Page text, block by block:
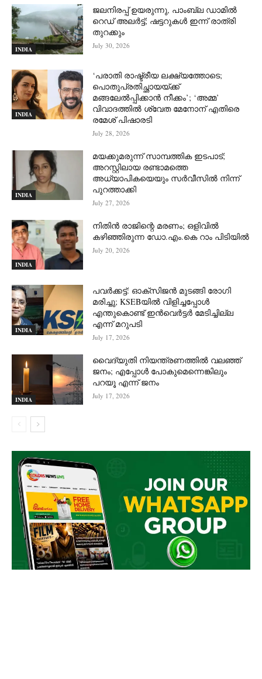
INDIA
ജലനിരപ്പ് ഉയരുന്നു, പാംബ്ല ഡാമിൽ
റെഡ് അലർട്ട്; ഷട്ടറുകൾ ഇന്ന് രാത്രി
തുറക്കും
July 30, 2026
INDIA
‘പരാതി രാഷ്ട്രീയ ലക്ഷ്യത്തോടെ;
പൊതുപ്രതിച്ഛായയ്ക്ക്
മങ്ങലേല്‍പ്പിക്കാന്‍ നീക്കം’; ‘അമ്മ’
വിവാദത്തില്‍ ശ്വേത മേനോന് എതിരെ
രമേശ് പിഷാരടി
July 28, 2026
INDIA
മയക്കുമരുന്ന് സാമ്പത്തിക ഇടപാട്;
അറസ്റ്റിലായ രണ്ടാമത്തെ
അധ്യാപികയെയും സർവീസിൽ നിന്ന്
പുറത്താക്കി
July 27, 2026
INDIA
നിതിൻ രാജിന്റെ മരണം; ഒളിവിൽ
കഴിഞ്ഞിരുന്ന ഡോ.എം.കെ റാം പിടിയിൽ
July 20, 2026
INDIA
പവർക്കട്ട്: ഓക്‌സിജൻ മുടങ്ങി രോഗി
മരിച്ചു; KSEBയിൽ വിളിച്ചപ്പോൾ
എന്തുകൊണ്ട് ഇൻവെർട്ടർ മേടിച്ചില്ല
എന്ന് മറുപടി
July 17, 2026
INDIA
വൈദ്യുതി നിയന്ത്രണത്തിൽ വലഞ്ഞ്
ജനം; എപ്പോൾ പോകുമെന്നെങ്കിലും
പറയൂ എന്ന് ജനം
July 17, 2026